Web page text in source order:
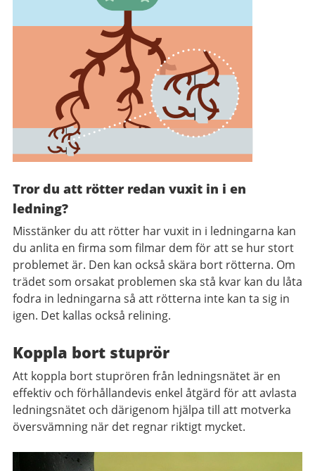
Tror du att rötter redan vuxit in i en
ledning?
Misstänker du att rötter har vuxit in i ledningarna kan
du anlita en firma som filmar dem för att se hur stort
problemet är. Den kan också skära bort rötterna. Om
trädet som orsakat problemen ska stå kvar kan du låta
fodra in ledningarna så att rötterna inte kan ta sig in
igen. Det kallas också relining.
Koppla bort stuprör
Att koppla bort stuprören från ledningsnätet är en
effektiv och förhållandevis enkel åtgärd för att avlasta
ledningsnätet och därigenom hjälpa till att motverka
översvämning när det regnar riktigt mycket.